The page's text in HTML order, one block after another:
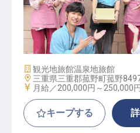
サービススタッフ / 正
施設業態
観光地旅館温泉地旅館
勤務地
三重県三重郡菰野町菰野
給与
月給／200,000円～ 250,000
キープする